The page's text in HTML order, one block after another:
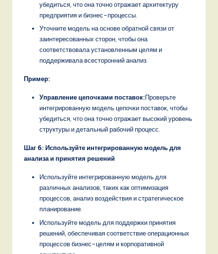
убедиться, что она точно отражает архитектуру
предприятия и бизнес-процессы.
Уточните модель на основе обратной связи от
заинтересованных сторон, чтобы она
соответствовала установленным целям и
поддерживала всесторонний анализ.
Пример:
Управление цепочками поставок:Проверьте
интегрированную модель цепочки поставок, чтобы
убедиться, что она точно отражает высокий уровень
структуры и детальный рабочий процесс.
Шаг 6: Используйте интегрированную модель для
анализа и принятия решений
Используйте интегрированную модель для
различных анализов, таких как оптимизация
процессов, анализ воздействия и стратегическое
планирование.
Используйте модель для поддержки принятия
решений, обеспечивая соответствие операционных
процессов бизнес-целям и корпоративной